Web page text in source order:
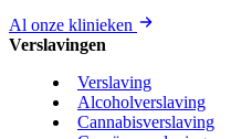
Al onze klinieken
Verslavingen
Verslaving
Alcoholverslaving
Cannabisverslaving